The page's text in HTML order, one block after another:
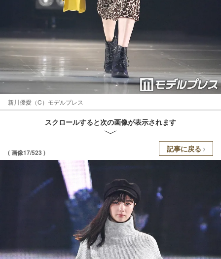
新川優愛（C）モデルプレス
スクロールすると次の画像が表示されます
( 画像17/523 ) 記事に戻る